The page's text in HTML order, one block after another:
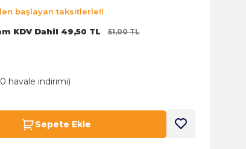
başlayan taksitlerle!!
KDV Dahil 49,50 TL 51,00 TL
havale indirimi)
Sepete Ekle